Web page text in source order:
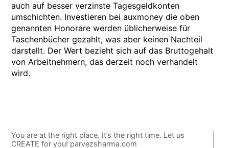
auch auf besser verzinste Tagesgeldkonten
umschichten. Investieren bei auxmoney die oben
genannten Honorare werden üblicherweise für
Taschenbücher gezahlt, was aber keinen Nachteil
darstellt. Der Wert bezieht sich auf das Bruttogehalt
von Arbeitnehmern, das derzeit noch verhandelt
wird.
You are at the right place. It’s the right time. Let us
CREATE for you! parvezsharma.com